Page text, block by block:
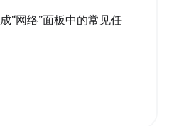
“网络”面板中的常见任